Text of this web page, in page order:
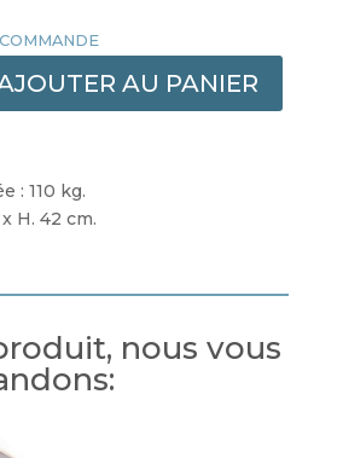
AU PANIER
: 110 kg.
x H. 42 cm.
nous vous